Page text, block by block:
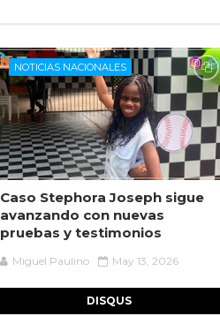
NOTICIAS NACIONALES
Caso Stephora Joseph sigue
avanzando con nuevas
pruebas y testimonios
Miguel Paulino May 13, 2026
DISQUS